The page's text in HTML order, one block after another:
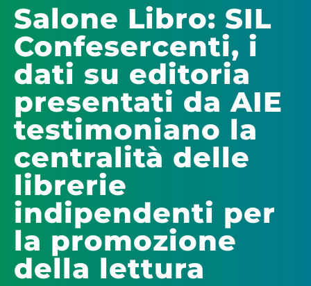
Salone Libro: SIL
Confesercenti, i
dati su editoria
presentati da AIE
testimoniano la
centralità delle
librerie
indipendenti per
la promozione
della lettura